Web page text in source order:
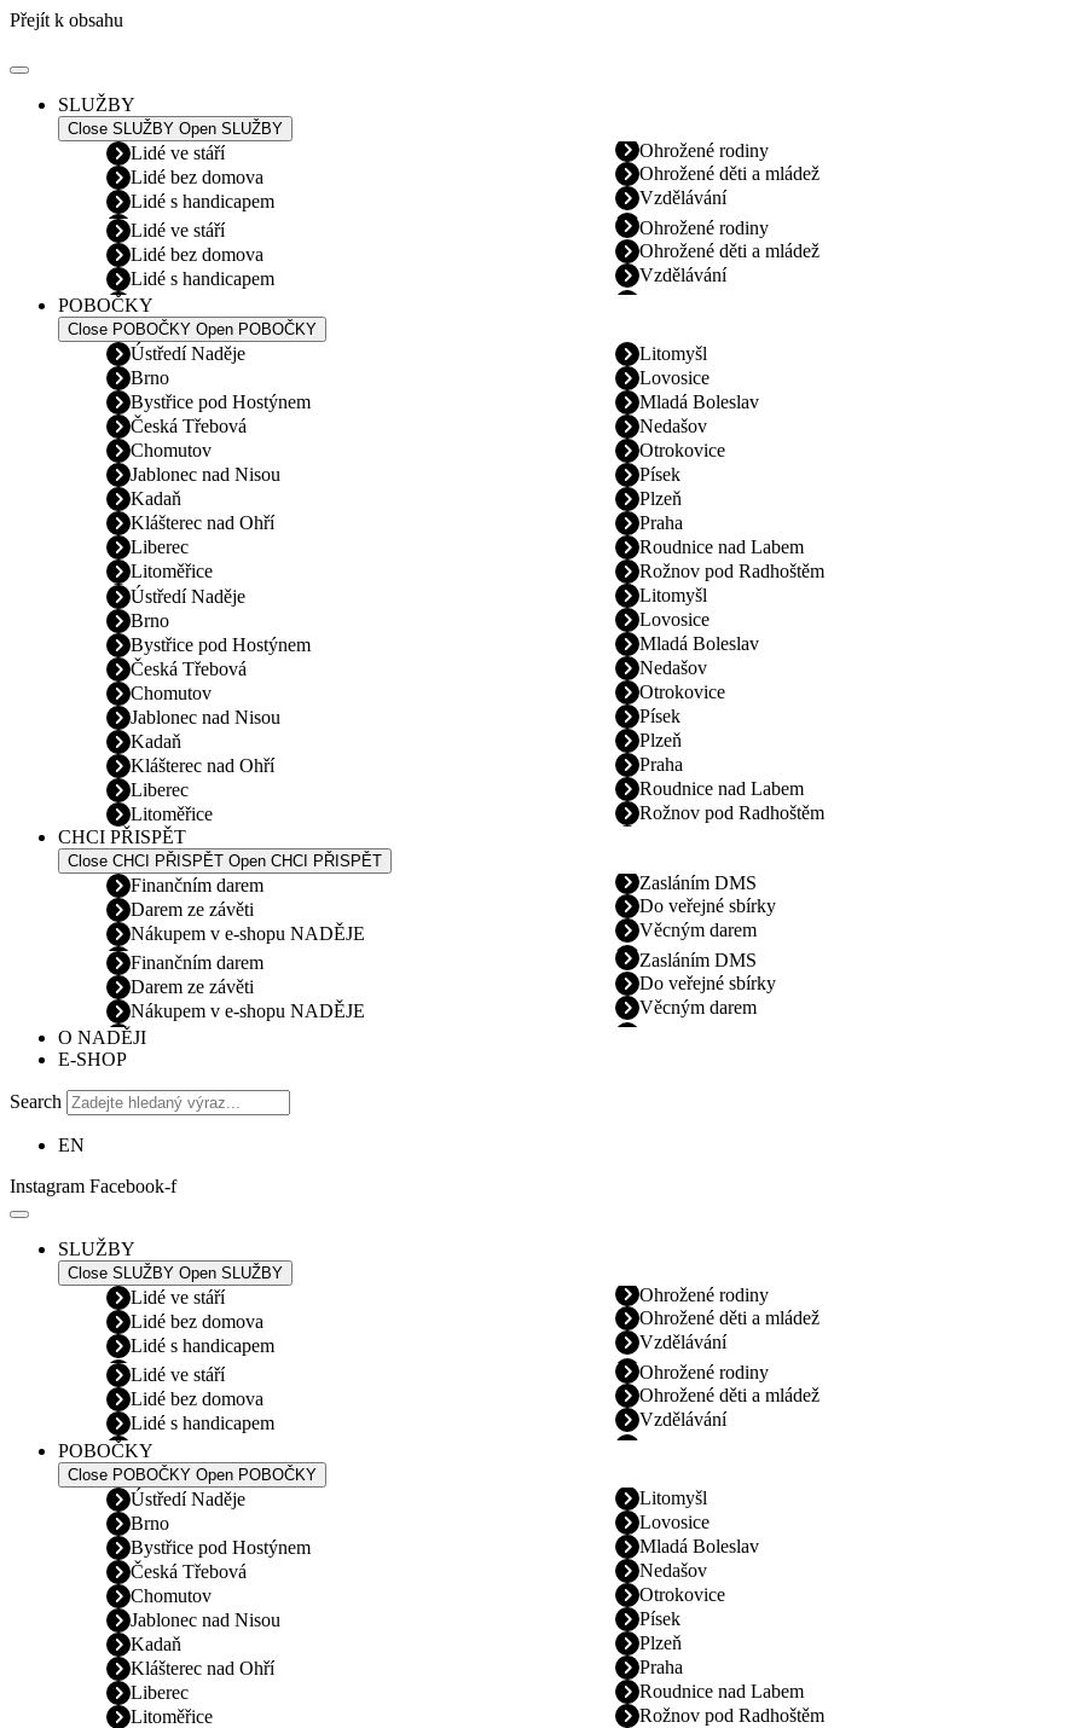
Přejít k obsahu
SLUŽBY
Close SLUŽBY Open SLUŽBY
Lidé ve stáří
Lidé bez domova
Lidé s handicapem
Ohrožené rodiny
Ohrožené děti a mládež
Vzdělávání
Lidé ve stáří
Lidé bez domova
Lidé s handicapem
Ohrožené rodiny
Ohrožené děti a mládež
Vzdělávání
POBOČKY
Close POBOČKY Open POBOČKY
Ústředí Naděje
Brno
Bystřice pod Hostýnem
Česká Třebová
Chomutov
Jablonec nad Nisou
Kadaň
Klášterec nad Ohří
Liberec
Litoměřice
Litomyšl
Lovosice
Mladá Boleslav
Nedašov
Otrokovice
Písek
Plzeň
Praha
Roudnice nad Labem
Rožnov pod Radhoštěm
Ústředí Naděje
Brno
Bystřice pod Hostýnem
Česká Třebová
Chomutov
Jablonec nad Nisou
Kadaň
Klášterec nad Ohří
Liberec
Litoměřice
Litomyšl
Lovosice
Mladá Boleslav
Nedašov
Otrokovice
Písek
Plzeň
Praha
Roudnice nad Labem
Rožnov pod Radhoštěm
CHCI PŘISPĚT
Close CHCI PŘISPĚT Open CHCI PŘISPĚT
Finančním darem
Darem ze závěti
Nákupem v e-shopu NADĚJE
Zasláním DMS
Do veřejné sbírky
Věcným darem
Finančním darem
Darem ze závěti
Nákupem v e-shopu NADĚJE
Zasláním DMS
Do veřejné sbírky
Věcným darem
O NADĚJI
E-SHOP
Search
EN
Instagram Facebook-f
SLUŽBY
Close SLUŽBY Open SLUŽBY
Lidé ve stáří
Lidé bez domova
Lidé s handicapem
Ohrožené rodiny
Ohrožené děti a mládež
Vzdělávání
Lidé ve stáří
Lidé bez domova
Lidé s handicapem
Ohrožené rodiny
Ohrožené děti a mládež
Vzdělávání
POBOČKY
Close POBOČKY Open POBOČKY
Ústředí Naděje
Brno
Bystřice pod Hostýnem
Česká Třebová
Chomutov
Jablonec nad Nisou
Kadaň
Klášterec nad Ohří
Liberec
Litoměřice
Litomyšl
Lovosice
Mladá Boleslav
Nedašov
Otrokovice
Písek
Plzeň
Praha
Roudnice nad Labem
Rožnov pod Radhoštěm